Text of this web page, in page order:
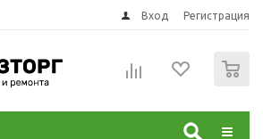
Вход Регистрация